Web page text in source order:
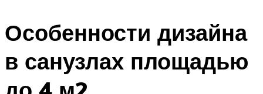
Особенности дизайна
в санузлах площадью